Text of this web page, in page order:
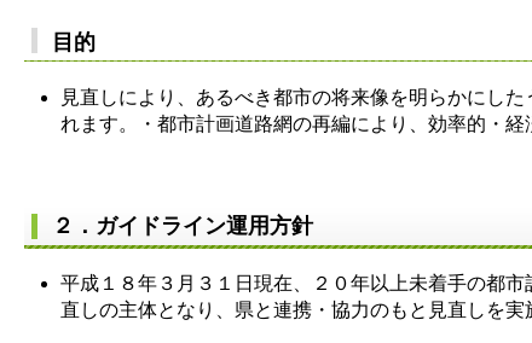
目的
見直しにより、あるべき都市の将来像を明らかにし
れます。・都市計画道路網の再編により、効率的・経
２．ガイドライン運用方針
平成１８年３月３１日現在、２０年以上未着手の都
直しの主体となり、県と連携・協力のもと見直しを実